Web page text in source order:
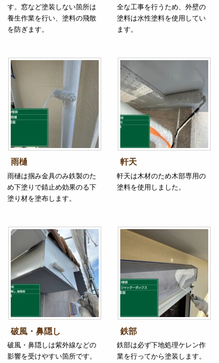
す。窓など塗装しない箇所は
養生作業を行い、塗料の飛散
を防ぎます。
全な工事を行うため、外壁の
塗料は水性塗料を使用してい
ます。
雨樋
雨樋は掴み金具のみ鉄製のた
め下塗りで錆止め効果のる下
塗り材を塗布します。
軒天
軒天は木材のため木部専用の
塗料を使用しました。
破風・鼻隠し
破風・鼻隠しは紫外線などの
影響を受けやすい箇所です。
鉄部
鉄部は必ず下地処理ケレン作
業を行ってから塗装します。